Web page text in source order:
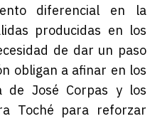
diferencial en la
producidas en los
de dar un paso
obligan a afinar en los
de José Corpas y los
Toché para reforzar